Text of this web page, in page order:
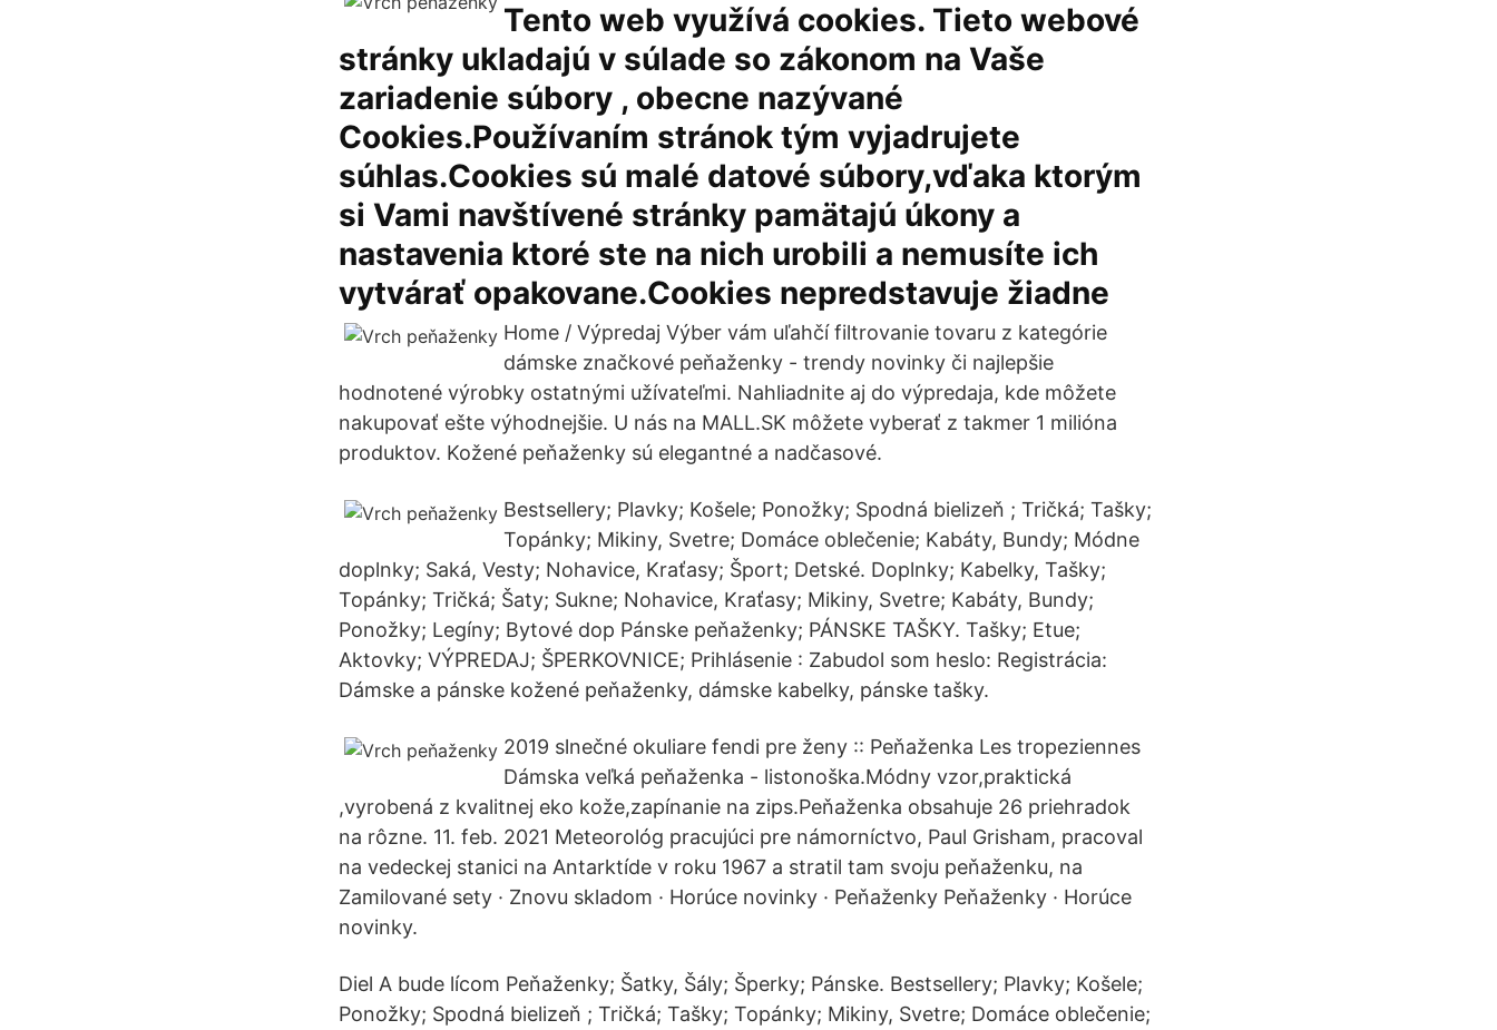
Tento web využívá cookies. Tieto webové
stránky ukladajú v súlade so zákonom na Vaše
zariadenie súbory , obecne nazývané
Cookies.Používaním stránok tým vyjadrujete
súhlas.Cookies sú malé datové súbory,vďaka ktorým
si Vami navštívené stránky pamätajú úkony a
nastavenia ktoré ste na nich urobili a nemusíte ich
vytvárať opakovane.Cookies nepredstavuje žiadne
Home / Výpredaj Výber vám uľahčí filtrovanie tovaru z kategórie
dámske značkové peňaženky - trendy novinky či najlepšie
hodnotené výrobky ostatnými užívateľmi. Nahliadnite aj do výpredaja, kde môžete
nakupovať ešte výhodnejšie. U nás na MALL.SK môžete vyberať z takmer 1 milióna
produktov. Kožené peňaženky sú elegantné a nadčasové.
Bestsellery; Plavky; Košele; Ponožky; Spodná bielizeň ; Tričká; Tašky;
Topánky; Mikiny, Svetre; Domáce oblečenie; Kabáty, Bundy; Módne
doplnky; Saká, Vesty; Nohavice, Kraťasy; Šport; Detské. Doplnky; Kabelky, Tašky;
Topánky; Tričká; Šaty; Sukne; Nohavice, Kraťasy; Mikiny, Svetre; Kabáty, Bundy;
Ponožky; Legíny; Bytové dop Pánske peňaženky; PÁNSKE TAŠKY. Tašky; Etue;
Aktovky; VÝPREDAJ; ŠPERKOVNICE; Prihlásenie : Zabudol som heslo: Registrácia:
Dámske a pánske kožené peňaženky, dámske kabelky, pánske tašky.
2019 slnečné okuliare fendi pre ženy :: Peňaženka Les tropeziennes
Dámska veľká peňaženka - listonoška.Módny vzor,praktická
,vyrobená z kvalitnej eko kože,zapínanie na zips.Peňaženka obsahuje 26 priehradok
na rôzne. 11. feb. 2021 Meteorológ pracujúci pre námorníctvo, Paul Grisham, pracoval
na vedeckej stanici na Antarktíde v roku 1967 a stratil tam svoju peňaženku, na
Zamilované sety · Znovu skladom · Horúce novinky · Peňaženky Peňaženky · Horúce
novinky.
Diel A bude lícom Peňaženky; Šatky, Šály; Šperky; Pánske. Bestsellery; Plavky; Košele;
Ponožky; Spodná bielizeň ; Tričká; Tašky; Topánky; Mikiny, Svetre; Domáce oblečenie;